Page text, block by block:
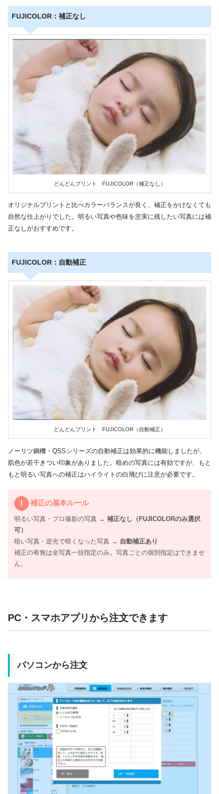
FUJICOLOR：補正なし
どんどんプリント FUJICOLOR（補正なし）
オリジナルプリントと比べカラーバランスが良く、補正をかけなくても
自然な仕上がりでした。明るい写真や色味を忠実に残したい写真には補
正なしがおすすめです。
FUJICOLOR：自動補正
どんどんプリント FUJICOLOR（自動補正）
ノーリツ鋼機・QSSシリーズの自動補正は効果的に機能しましたが、
肌色が若干きつい印象がありました。暗めの写真には有効ですが、もと
もと明るい写真への補正はハイライトの白飛びに注意が必要です。
補正の基本ルール
明るい写真・プロ撮影の写真 → 補正なし（FUJICOLORのみ選択
可）
暗い写真・逆光で暗くなった写真 → 自動補正あり
補正の有無は全写真一括指定のみ。写真ごとの個別指定はできませ
ん。
PC・スマホアプリから注文できます
パソコンから注文